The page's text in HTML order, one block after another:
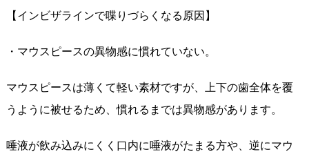
【インビザラインで喋りづらくなる原因】
・マウスピースの異物感に慣れていない。
マウスピースは薄くて軽い素材ですが、上下の歯全体を覆
うように被せるため、慣れるまでは異物感があります。
唾液が飲み込みにくく口内に唾液がたまる方や、逆にマウ